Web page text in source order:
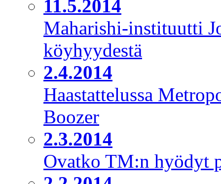
11.5.2014
Maharishi-instituutti
köyhyydestä
2.4.2014
Haastattelussa
Boozer
2.3.2014
Ovatko TM:n hyödyt